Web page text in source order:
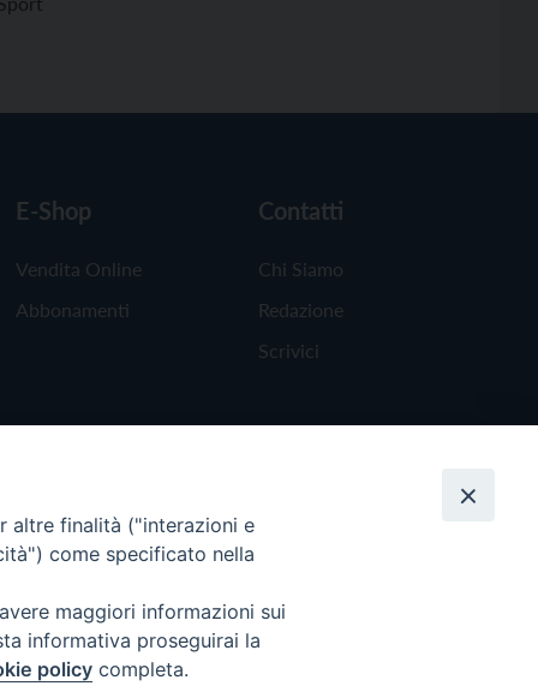
E-Shop
Vendita Online
Abbonamenti
Contatti
Chi Siamo
Redazione
Scrivici
altre finalità ("interazioni e
come specificato nella
maggiori informazioni sui
informativa proseguirai la
policy completa.